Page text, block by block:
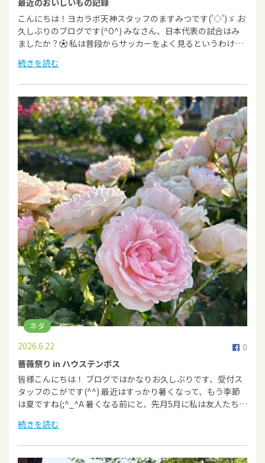
最近のおいしいもの記録
こんにちは！ヨカラボ天神スタッフのますみつです('◇')ゞ お
久しぶりのブログです(^O^) みなさん、日本代表の試合はみ
ましたか？⚽ 私は普段からサッカーをよく見るというわけ…
続きを読む
ネタ
0
2026.6.22
薔薇祭り in ハウステンボス
皆様こんにちは！ ブログではかなりお久しぶりです、受付ス
タッフのこがです(^^) 最近はすっかり暑くなって、もう季節
は夏ですね(;^_^A 暑くなる前にと、先月5月に私は友人たち…
続きを読む